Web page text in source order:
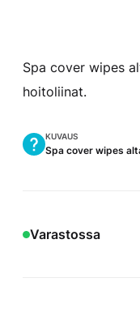
Spa cover wipes
hoitoliinat.
KUVAUS
Spa cover wipes
Varastossa